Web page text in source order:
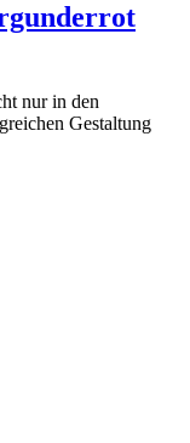
nur in den
Gestaltung